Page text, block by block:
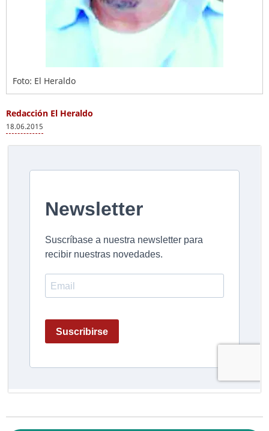
Foto: El Heraldo
Redacción El Heraldo
18.06.2015